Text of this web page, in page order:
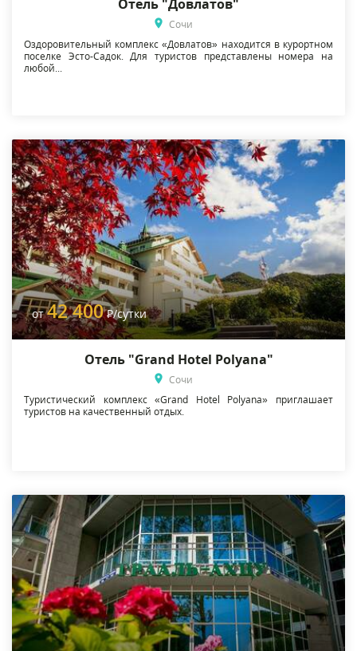
Отель "Довлатов"
Сочи
Оздоровительный комплекс «Довлатов» находится в курортном
поселке Эсто-Садок. Для туристов представлены номера на
любой...
от42 400 Р/сутки
Отель "Grand Hotel Polyana"
Сочи
Туристический комплекс «Grand Hotel Polyana» приглашает
туристов на качественный отдых.